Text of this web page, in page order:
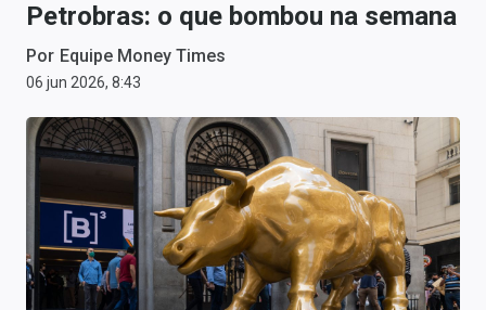
Anuncie
Últimas Notícias
Newsletters
Comprar ou vender?
Carteiras Recomendadas
Petrobras: o que bombou na semana
Por Equipe Money Times
06 jun 2026, 8:43